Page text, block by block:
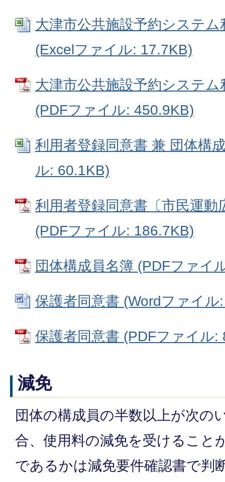
大津市公共施設予約システ
(Excelファイル: 17.7KB)
大津市公共施設予約システ
(PDFファイル: 450.9KB)
利用者登録同意書 兼 団体構
ル: 60.1KB)
利用者登録同意書〔市民運動
(PDFファイル: 186.7KB)
団体構成員名簿 (PDFファイ
保護者同意書 (Wordファイル
保護者同意書 (PDFファイル:
減免
団体の構成員の半数以上が次の
合、使用料の減免を受けること
であるかは減免要件確認書で判